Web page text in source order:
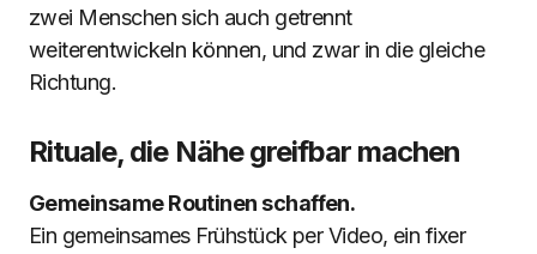
zwei Menschen sich auch getrennt
weiterentwickeln können, und zwar in die gleiche
Richtung.
Rituale, die Nähe greifbar machen
Gemeinsame Routinen schaffen.
Ein gemeinsames Frühstück per Video, ein fixer